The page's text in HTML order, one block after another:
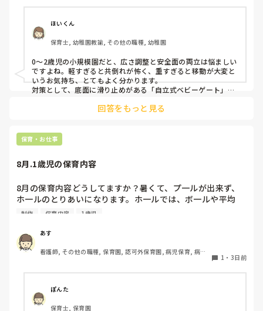
しっかりした重いものを置いていましたが、移動が大変で使
い勝手が悪く、子どもがぶつかって倒れた時に怖い思いをし
ました。
皆さんの園ではどんなもので工夫されていますか？
ほいくん
保育士, 幼稚園教諭, その他の職種, 幼稚園
0〜2歳児の小規模園だと、広さ調整と安全面の両立は悩ましい
ですよね。軽すぎると共倒れが怖く、重すぎると移動が大変と
いうお気持ち、とてもよく分かります。
対策として、底面に滑り止めがある「自立式ベビーゲート」な
た、ストッパー付きキャスターをつけたロー棚を仕切りにすれ
り、脚元に水入りペットボトルなどの重りを付けて補強してみ
てくださいね。安全で使いやすい方法が見つかるよう応援して
回答をもっと見る
保育・お仕事
8月.1歳児の保育内容
8月の保育内容どうしてますか？暑くて、プ一ルが出来ず、
ホ一ルのとりあいになります。ホ一ルでは、ボ一ルや平均
台、風船で遊んでいます。製作で、うちわや望遠鏡や風鈴🎐
クラスです、玩具で遊ばせながら、何人かずつよんで、やっ
ています。何か、いいアイデアや、工夫など、何でもいいの
で、教えて下さい。
制作 保育内容 1歳児
あす
看護師, その他の職種, 保育園, 認可外保育園, 病児保育, 病院
1 ・ 3日前
ぽんた
保育士, 保育園